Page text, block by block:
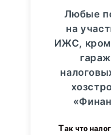
Любые
на
ИЖС,
Так что налоговые ставки